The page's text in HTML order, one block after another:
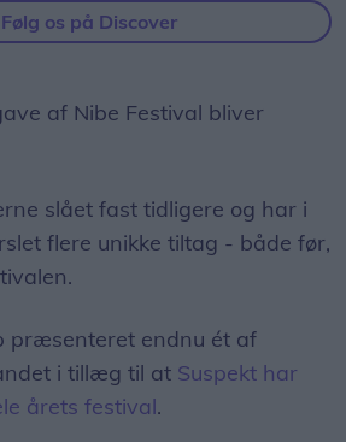
Følg os på Discover
af Nibe Festival bliver
slået fast tidligere og har i
flere unikke tiltag - både før,
præsenteret endnu ét af
i tillæg til at Suspekt har
årets festival.